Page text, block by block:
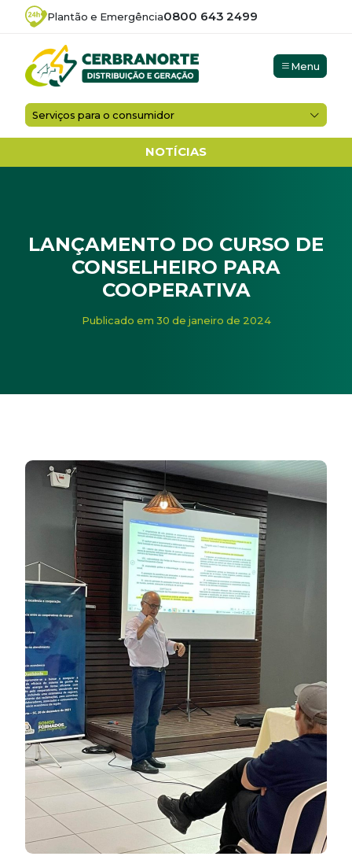
Plantão e Emergência0800 643 2499
Menu
Serviços para o consumidor
NOTÍCIAS
LANÇAMENTO DO CURSO DE
CONSELHEIRO PARA
COOPERATIVA
Noticias Lançamento do Curso de Conselheiro
Publicado em 30 de janeiro de 2024